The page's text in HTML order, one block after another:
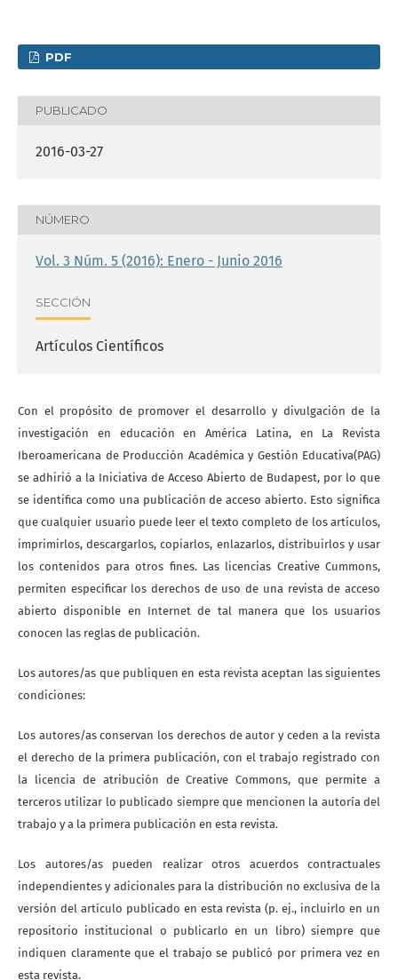
PDF
PUBLICADO
2016-03-27
NÚMERO
Vol. 3 Núm. 5 (2016): Enero - Junio 2016
SECCIÓN
Artículos Científicos
Con el propósito de promover el desarrollo y divulgación de la
investigación en educación en América Latina, en La Revista
Iberoamericana de Producción Académica y Gestión Educativa(PAG)
se adhirió a la Iniciativa de Acceso Abierto de Budapest, por lo que
se identifica como una publicación de acceso abierto. Esto significa
que cualquier usuario puede leer el texto completo de los artículos,
imprimirlos, descargarlos, copiarlos, enlazarlos, distribuirlos y usar
los contenidos para otros fines. Las licencias Creative Cummons,
permiten especificar los derechos de uso de una revista de acceso
abierto disponible en Internet de tal manera que los usuarios
conocen las reglas de publicación.
Los autores/as que publiquen en esta revista aceptan las siguientes
condiciones:
Los autores/as conservan los derechos de autor y ceden a la revista
el derecho de la primera publicación, con el trabajo registrado con
la licencia de atribución de Creative Commons, que permite a
terceros utilizar lo publicado siempre que mencionen la autoría del
trabajo y a la primera publicación en esta revista.
Los autores/as pueden realizar otros acuerdos contractuales
independientes y adicionales para la distribución no exclusiva de la
versión del artículo publicado en esta revista (p. ej., incluirlo en un
repositorio institucional o publicarlo en un libro) siempre que
indiquen claramente que el trabajo se publicó por primera vez en
esta revista.